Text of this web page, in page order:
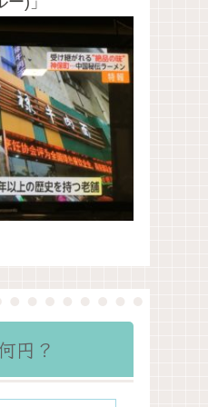
円？